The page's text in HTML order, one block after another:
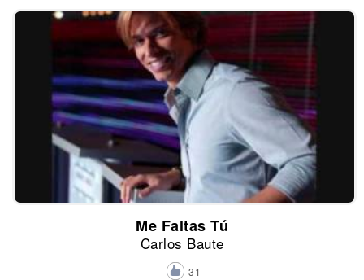
Me Faltas Tú
Carlos Baute
31